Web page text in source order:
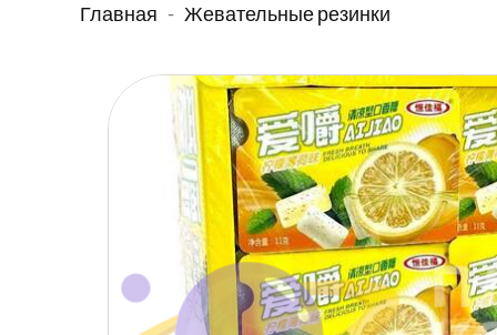
Главная Жевательные резинки